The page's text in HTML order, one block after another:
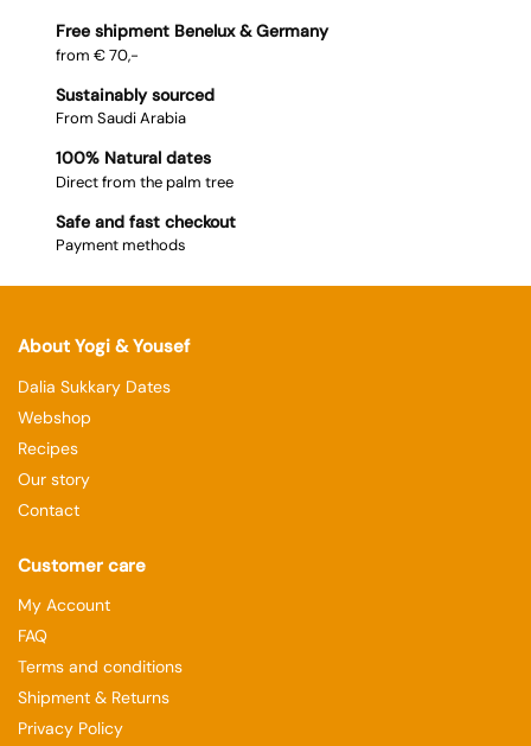
Free shipment Benelux & Germany
from € 70,-
Sustainably sourced
From Saudi Arabia
100% Natural dates
Direct from the palm tree
Safe and fast checkout
Payment methods
About Yogi & Yousef
Dalia Sukkary Dates
Webshop
Recipes
Our story
Contact
Customer care
My Account
FAQ
Terms and conditions
Shipment & Returns
Privacy Policy